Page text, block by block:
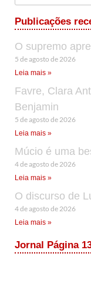
Publicações
O supremo
5 de agosto de 2026
Leia mais »
Favre, Clara
Benjamin
5 de agosto de 2026
Leia mais »
Múcio é uma
4 de agosto de 2026
Leia mais »
O discurso de
4 de agosto de 2026
Leia mais »
Jornal Página